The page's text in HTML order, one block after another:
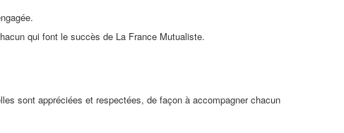
qui font le succès de La France Mutualiste.
sont appréciées et respectées, de façon à accompagner chacun